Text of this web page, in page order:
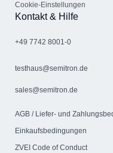
Cookie-Einstellungen
Kontakt & Hilfe
+49 7742 8001-0
testhaus@semitron.de
sales@semitron.de
AGB / Liefer- und
Einkaufsbedingungen
ZVEI Code of Conduct